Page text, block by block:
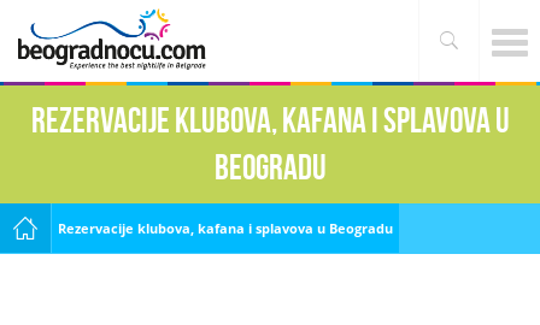
Rezervacije klubova, kafana i splavova u
Beogradu
Rezervacije klubova, kafana i splavova u Beogradu